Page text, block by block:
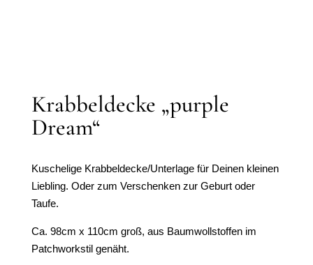
Krabbeldecke „purple
Dream“
Kuschelige Krabbeldecke/Unterlage für Deinen kleinen
Liebling. Oder zum Verschenken zur Geburt oder
Taufe.
Ca. 98cm x 110cm groß, aus Baumwollstoffen im
Patchworkstil genäht.